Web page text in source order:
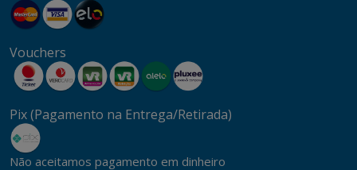
Vouchers
Pix (Pagamento na Entrega/Retirada)
Não aceitamos pagamento em dinheiro